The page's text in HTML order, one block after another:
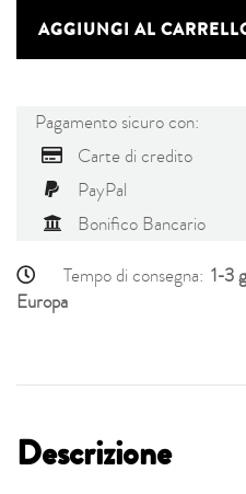
AGGIUNGI AL
Pagamento sicuro con:
Carte di credito
PayPal
Bonifico Bancario
Tempo di consegna: 1-3
Europa
Descrizione